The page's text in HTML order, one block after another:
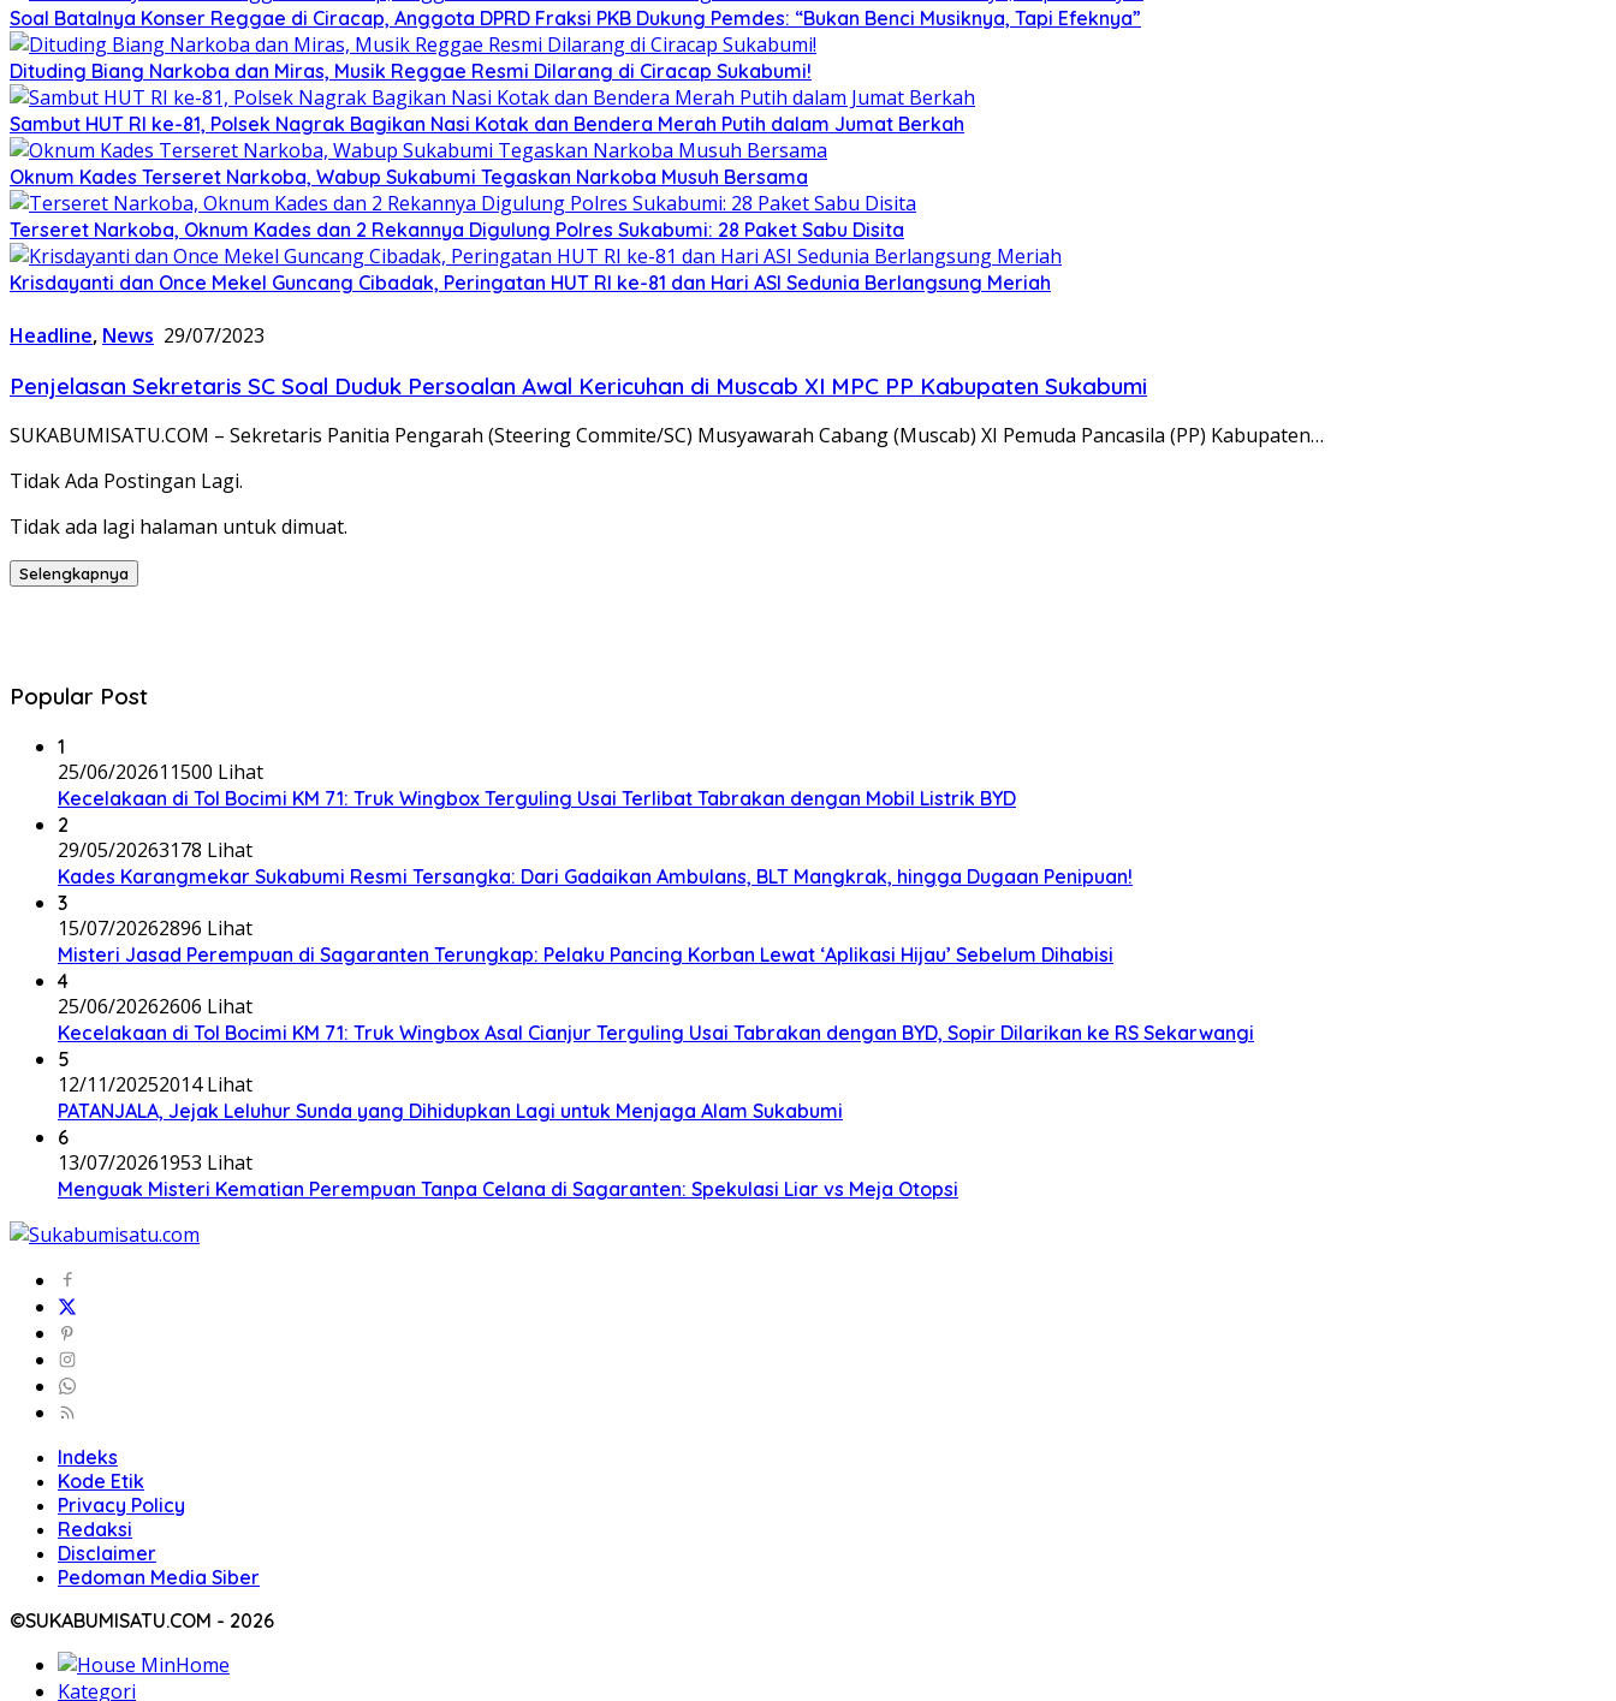
Soal Batalnya Konser Reggae di Ciracap, Anggota DPRD Fraksi PKB Dukung Pemdes: “Bukan Benci Musiknya, Tapi Efeknya”
Dituding Biang Narkoba dan Miras, Musik Reggae Resmi Dilarang di Ciracap Sukabumi!
Sambut HUT RI ke-81, Polsek Nagrak Bagikan Nasi Kotak dan Bendera Merah Putih dalam Jumat Berkah
Oknum Kades Terseret Narkoba, Wabup Sukabumi Tegaskan Narkoba Musuh Bersama
Terseret Narkoba, Oknum Kades dan 2 Rekannya Digulung Polres Sukabumi: 28 Paket Sabu Disita
Krisdayanti dan Once Mekel Guncang Cibadak, Peringatan HUT RI ke-81 dan Hari ASI Sedunia Berlangsung Meriah
Headline, News 29/07/2023
Penjelasan Sekretaris SC Soal Duduk Persoalan Awal Kericuhan di Muscab XI MPC PP Kabupaten Sukabumi
SUKABUMISATU.COM – Sekretaris Panitia Pengarah (Steering Commite/SC) Musyawarah Cabang (Muscab) XI Pemuda Pancasila (PP) Kabupaten…
Tidak Ada Postingan Lagi.
Tidak ada lagi halaman untuk dimuat.
Selengkapnya
Popular Post
1
25/06/202611500 Lihat
Kecelakaan di Tol Bocimi KM 71: Truk Wingbox Terguling Usai Terlibat Tabrakan dengan Mobil Listrik BYD
2
29/05/20263178 Lihat
Kades Karangmekar Sukabumi Resmi Tersangka: Dari Gadaikan Ambulans, BLT Mangkrak, hingga Dugaan Penipuan!
3
15/07/20262896 Lihat
Misteri Jasad Perempuan di Sagaranten Terungkap: Pelaku Pancing Korban Lewat ‘Aplikasi Hijau’ Sebelum Dihabisi
4
25/06/20262606 Lihat
Kecelakaan di Tol Bocimi KM 71: Truk Wingbox Asal Cianjur Terguling Usai Tabrakan dengan BYD, Sopir Dilarikan ke RS Sekarwangi
5
12/11/20252014 Lihat
PATANJALA, Jejak Leluhur Sunda yang Dihidupkan Lagi untuk Menjaga Alam Sukabumi
6
13/07/20261953 Lihat
Menguak Misteri Kematian Perempuan Tanpa Celana di Sagaranten: Spekulasi Liar vs Meja Otopsi
Indeks
Kode Etik
Privacy Policy
Redaksi
Disclaimer
Pedoman Media Siber
©SUKABUMISATU.COM - 2026
Home
Kategori